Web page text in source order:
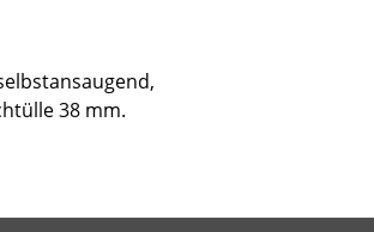
38 mm.